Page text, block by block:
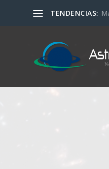
TENDENCIAS: